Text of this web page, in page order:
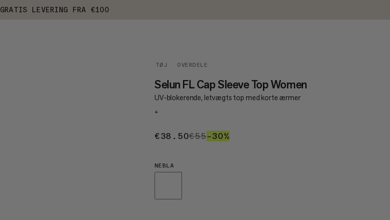
GRATIS LEVERING FRA €100
TØJ OVERDELE
Selun FL Cap Sleeve Top Women
UV-blokerende, letvægts top med korte ærmer
+
€38.50€38.50
€55€55
–30%
NEBLA